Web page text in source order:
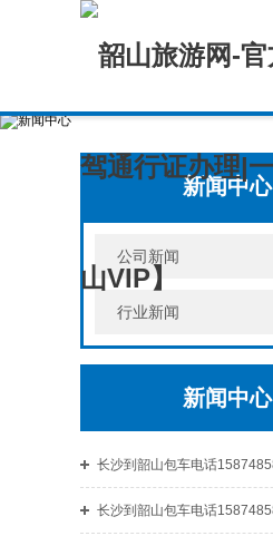
新闻中心
公司新闻
行业新闻
新闻中心